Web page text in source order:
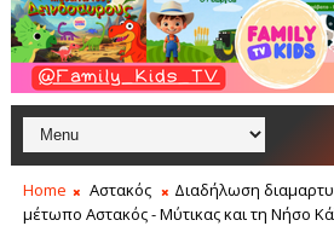
Home Αστακός
Διαδήλωση
μέτωπο Αστακός - Μύτικας και τη Νήσο